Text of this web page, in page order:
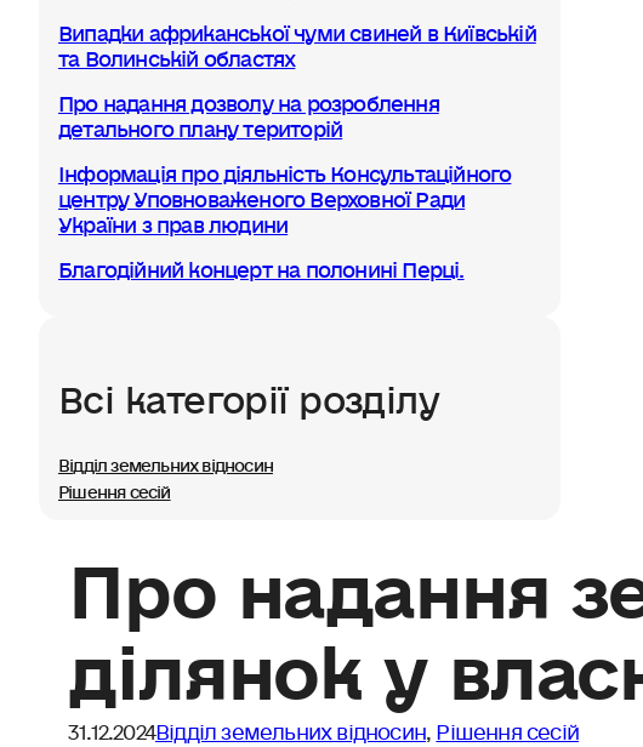
Випадки африканської чуми свиней в Київській
та Волинській областях
Про надання дозволу на розроблення
детального плану територій
Інформація про діяльність Консультаційного
центру Уповноваженого Верховної Ради
України з прав людини
Благодійний концерт на полонині Перці.
Всі категорії розділу
Відділ земельних відносин
Рішення сесій
Про надання
ділянок у
31.12.2024Відділ земельних відносин Рішення сесій